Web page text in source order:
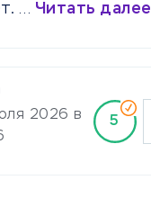
… Читать далее
2026 в
5